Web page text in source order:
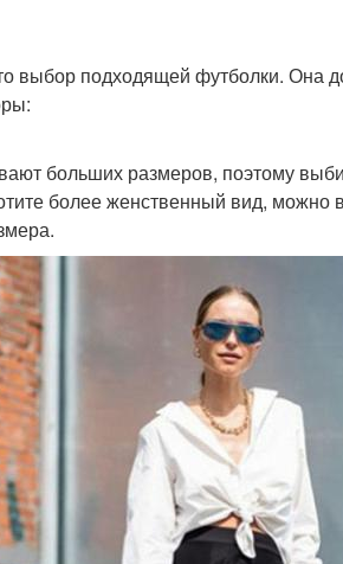
выбор подходящей футболки. Она
больших размеров, поэтому
более женственный вид, можно